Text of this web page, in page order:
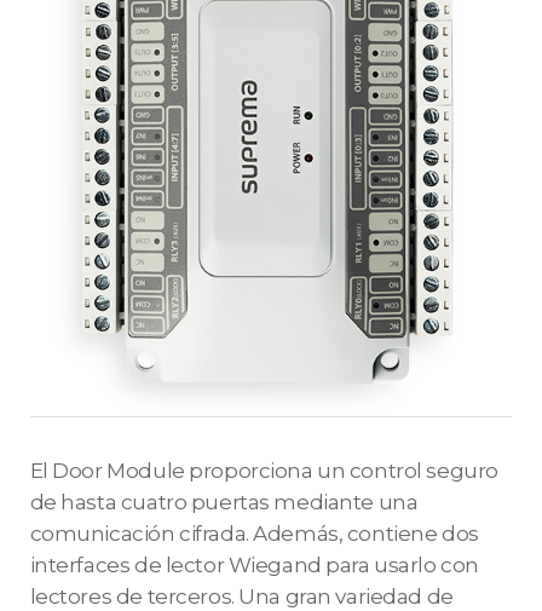
El Door Module proporciona un control seguro
de hasta cuatro puertas mediante una
comunicación cifrada. Además, contiene dos
interfaces de lector Wiegand para usarlo con
lectores de terceros. Una gran variedad de